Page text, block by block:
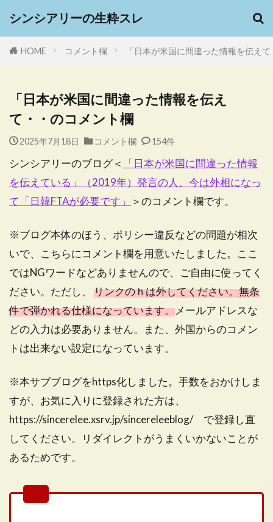
シンシアリーの生粋スレ
HOME コメント欄 「日本が米国に間違った情報を伝え
「日本が米国に間違った情報を伝え
て・・のコメント欄
2025年7月18日 コメント欄 154件
シンシアリーのブログ＜
「日本が米国に間違った情報
を伝えている」（2019年）発言の人、今は外相になっ
て「日韓FTAが必要です」
＞のコメント欄です。
※ブログ本体のほう、ポリシー違反などの問題が相次
いで、こちらにコメント欄を用意いたしました。ここ
ではNGワードなどありませんので、ご自由に使ってく
ださい。ただし、
リンクのｈは外してください。無条
件で弾かれる仕様になっています。メールアドレスな
どの入力は必要ありません。また、外国からのコメン
トは出来ない設定になっています。
※本サブブログをhttps化しました。手数をおかけしま
すが、お気に入りに登録された方は、
https://sincerelee.xsrv.jp/sincereleeblog/ で登録し直
してください。リダイレクトがうまくいかないことが
あるためです。